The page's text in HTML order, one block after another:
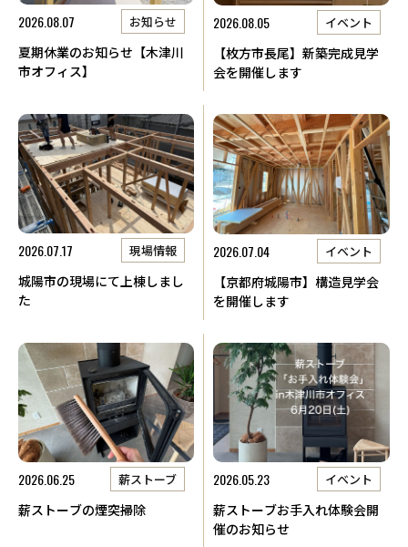
2026.08.07 お知らせ
夏期休業のお知らせ【木津川
市オフィス】
2026.08.05 イベント
【枚方市長尾】新築完成見学
会を開催します
2026.07.17 現場情報
城陽市の現場にて上棟しまし
た
2026.07.04 イベント
【京都府城陽市】構造見学会
を開催します
2026.06.25 薪ストーブ
薪ストーブの煙突掃除
2026.05.23 イベント
薪ストーブお手入れ体験会開
催のお知らせ